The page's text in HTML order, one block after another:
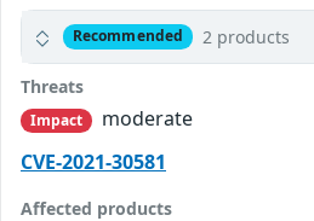
Recommended 2 products
Threats
Impact
moderate
CVE-2021-30581
Affected products